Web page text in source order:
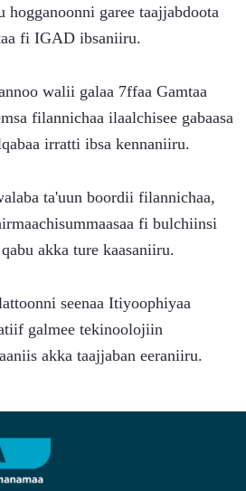
garee taajjabdoota
fi IGAD ibsaniiru.
walii galaa 7ffaa Gamtaa
filannichaa ilaalchisee gabaasa
irratti ibsa kennaniiru.
ta'uun boordii filannichaa,
fi bulchiinsi
akka ture kaasaniiru.
seenaa Itiyoophiyaa
galmee tekinoolojiin
akka taajjaban eeraniiru.